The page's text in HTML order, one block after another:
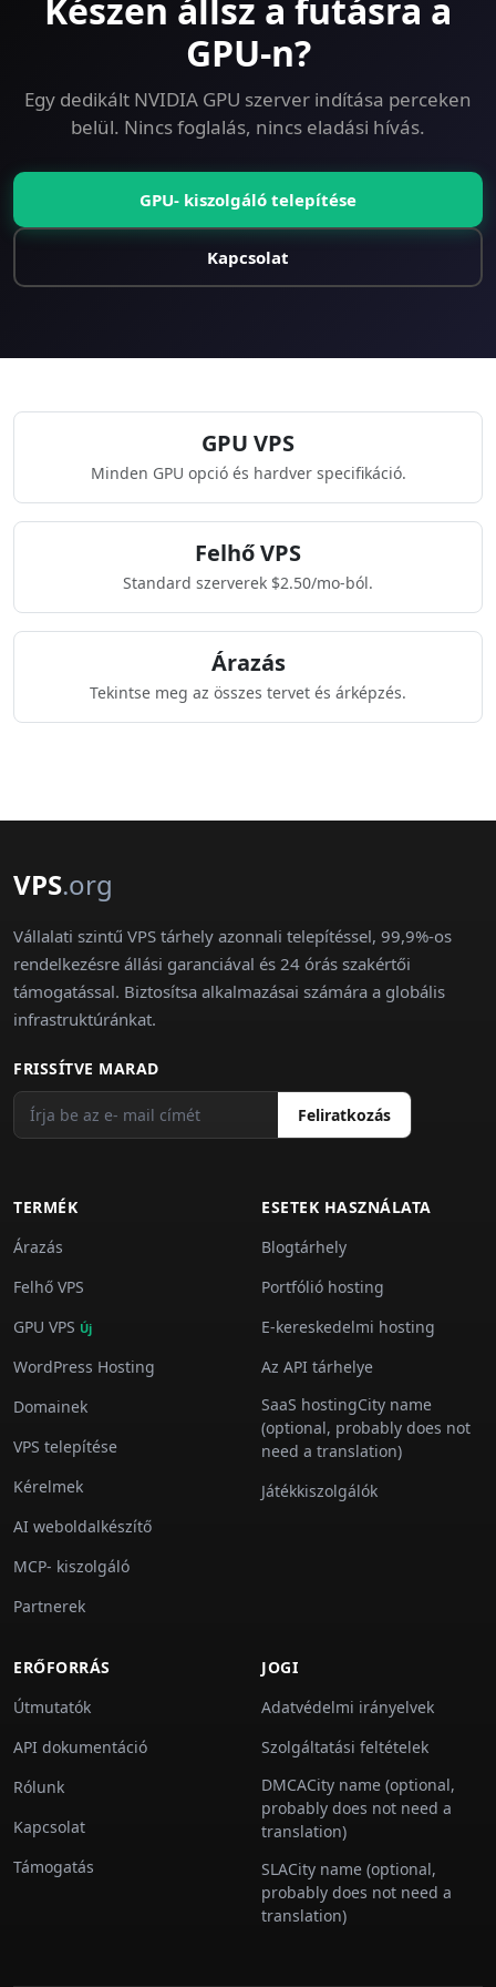
Készen állsz a futásra a
GPU-n?
Egy dedikált NVIDIA GPU szerver indítása perceken
belül. Nincs foglalás, nincs eladási hívás.
GPU- kiszolgáló telepítése
Kapcsolat
GPU VPS
Minden GPU opció és hardver specifikáció.
Felhő VPS
Standard szerverek $2.50/mo-ból.
Árazás
Tekintse meg az összes tervet és árképzés.
VPS.org
Vállalati szintű VPS tárhely azonnali telepítéssel, 99,9%-os
rendelkezésre állási garanciával és 24 órás szakértői
támogatással. Biztosítsa alkalmazásai számára a globális
infrastruktúránkat.
FRISSÍTVE MARAD
Feliratkozás
TERMÉK
Árazás
Felhő VPS
GPU VPS Új
WordPress Hosting
Domainek
VPS telepítése
Kérelmek
AI weboldalkészítő
MCP- kiszolgáló
Partnerek
ESETEK HASZNÁLATA
Blogtárhely
Portfólió hosting
E-kereskedelmi hosting
Az API tárhelye
SaaS hostingCity name
(optional, probably does not
need a translation)
Játékkiszolgálók
ERŐFORRÁS
Útmutatók
API dokumentáció
Rólunk
Kapcsolat
Támogatás
JOGI
Adatvédelmi irányelvek
Szolgáltatási feltételek
DMCACity name (optional,
probably does not need a
translation)
SLACity name (optional,
probably does not need a
translation)